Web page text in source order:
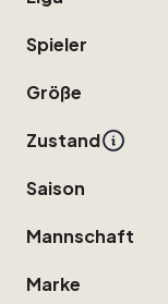
Spieler
Größe
Zustand
Saison
Mannschaft
Marke